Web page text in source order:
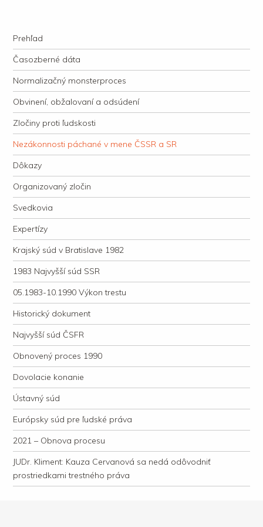
justície
Navigation
Skip to content
Prehľad
Časozberné dáta
Normalizačný monsterproces
Obvinení, obžalovaní a odsúdení
Zločiny proti ľudskosti
Nezákonnosti páchané v mene ČSSR a SR
Dôkazy
Organizovaný zločin
Svedkovia
Expertízy
Krajský súd v Bratislave 1982
1983 Najvyšší súd SSR
05.1983-10.1990 Výkon trestu
Historický dokument
Najvyšší súd ČSFR
Obnovený proces 1990
Dovolacie konanie
Ústavný súd
Európsky súd pre ľudské práva
2021 – Obnova procesu
JUDr. Kliment: Kauza Cervanová sa nedá odôvodniť
prostriedkami trestného práva